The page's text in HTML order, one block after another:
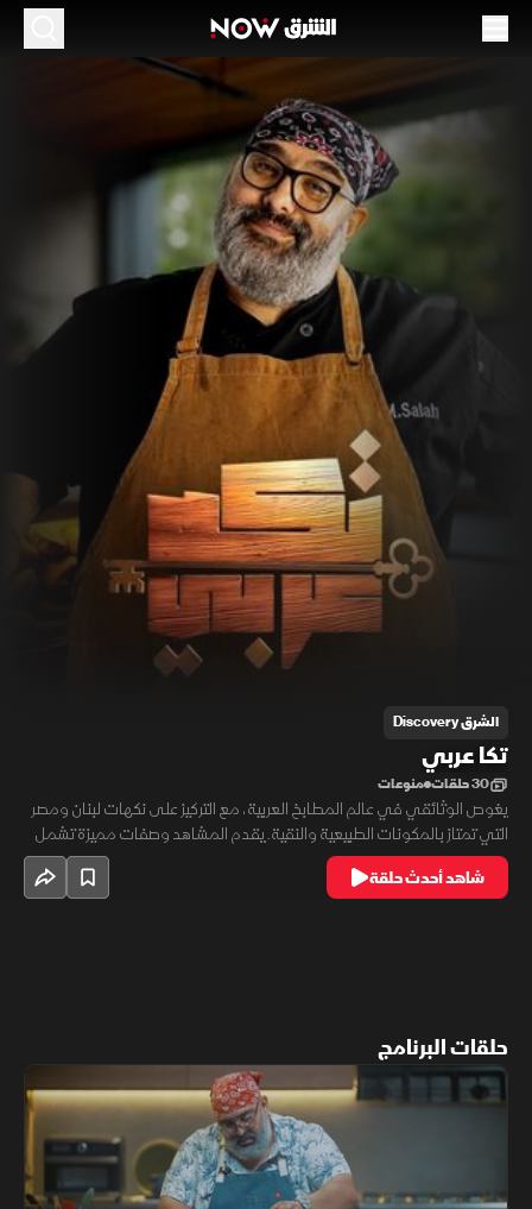
الشرق Discovery
تكا عربي
30 حلقات منوعات
يغوص الوثائقي في عالم المطابخ العربية، مع التركيز على نكهات لبنان ومصر
التي تمتاز بالمكونات الطبيعية والنقية. يقدم المشاهد وصفات مميزة تشمل
النقانق والسجق بدبس الرمان، ويعرض طرق الطهي التقليدية بأسلوب عصري
يجمع بين الطعم الأصيل واللمسات المبتكرة، ليكشف عن سحر الطهي العربي
شاهد أحدث حلقة
حلقات البرنامج